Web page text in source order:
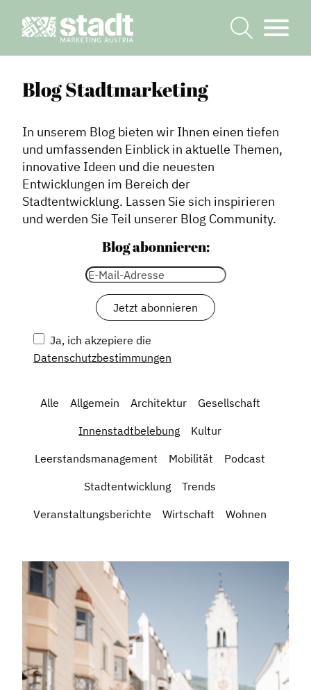
Blog Stadtmarketing
In unserem Blog bieten wir Ihnen einen tiefen
und umfassenden Einblick in aktuelle Themen,
innovative Ideen und die neuesten
Entwicklungen im Bereich der
Stadtentwicklung. Lassen Sie sich inspirieren
und werden Sie Teil unserer Blog Community.
Blog abonnieren:
Ja, ich akzepiere die
Datenschutzbestimmungen
Alle Allgemein Architektur
Gesellschaft
Innenstadtbelebung
Kultur
Leerstandsmanagement
Mobilität
Podcast
Stadtentwicklung
Trends
Veranstaltungsberichte
Wirtschaft Wohnen